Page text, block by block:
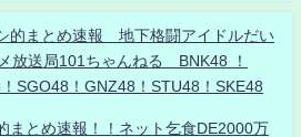
的まとめ速報 地下格闘アイドルだい
放送局101ちゃんねる BNK48 ！
SGO48！GNZ48！STU48！SKE48
まとめ速報！！ネット乞食DE2000万